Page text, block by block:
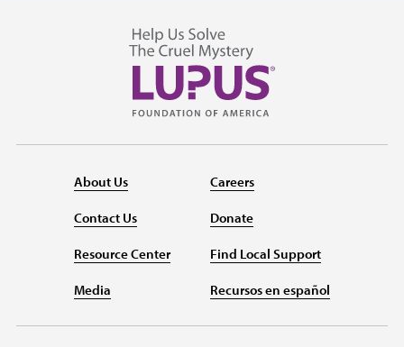
About Us
Contact Us
Resource Center
Media
Careers
Donate
Find Local Support
Recursos en español